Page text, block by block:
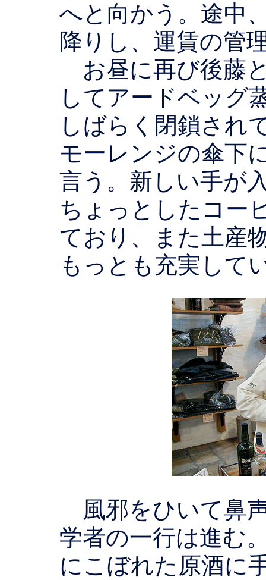
へと向かう。途中
降りし、運賃の管
お昼に再び後藤
してアードベッグ
しばらく閉鎖され
モーレンジの傘下
言う。新しい手が
ちょっとしたコー
ており、また土産
もっとも充実して
風邪をひいて鼻
学者の一行は進む
にこぼれた原酒に